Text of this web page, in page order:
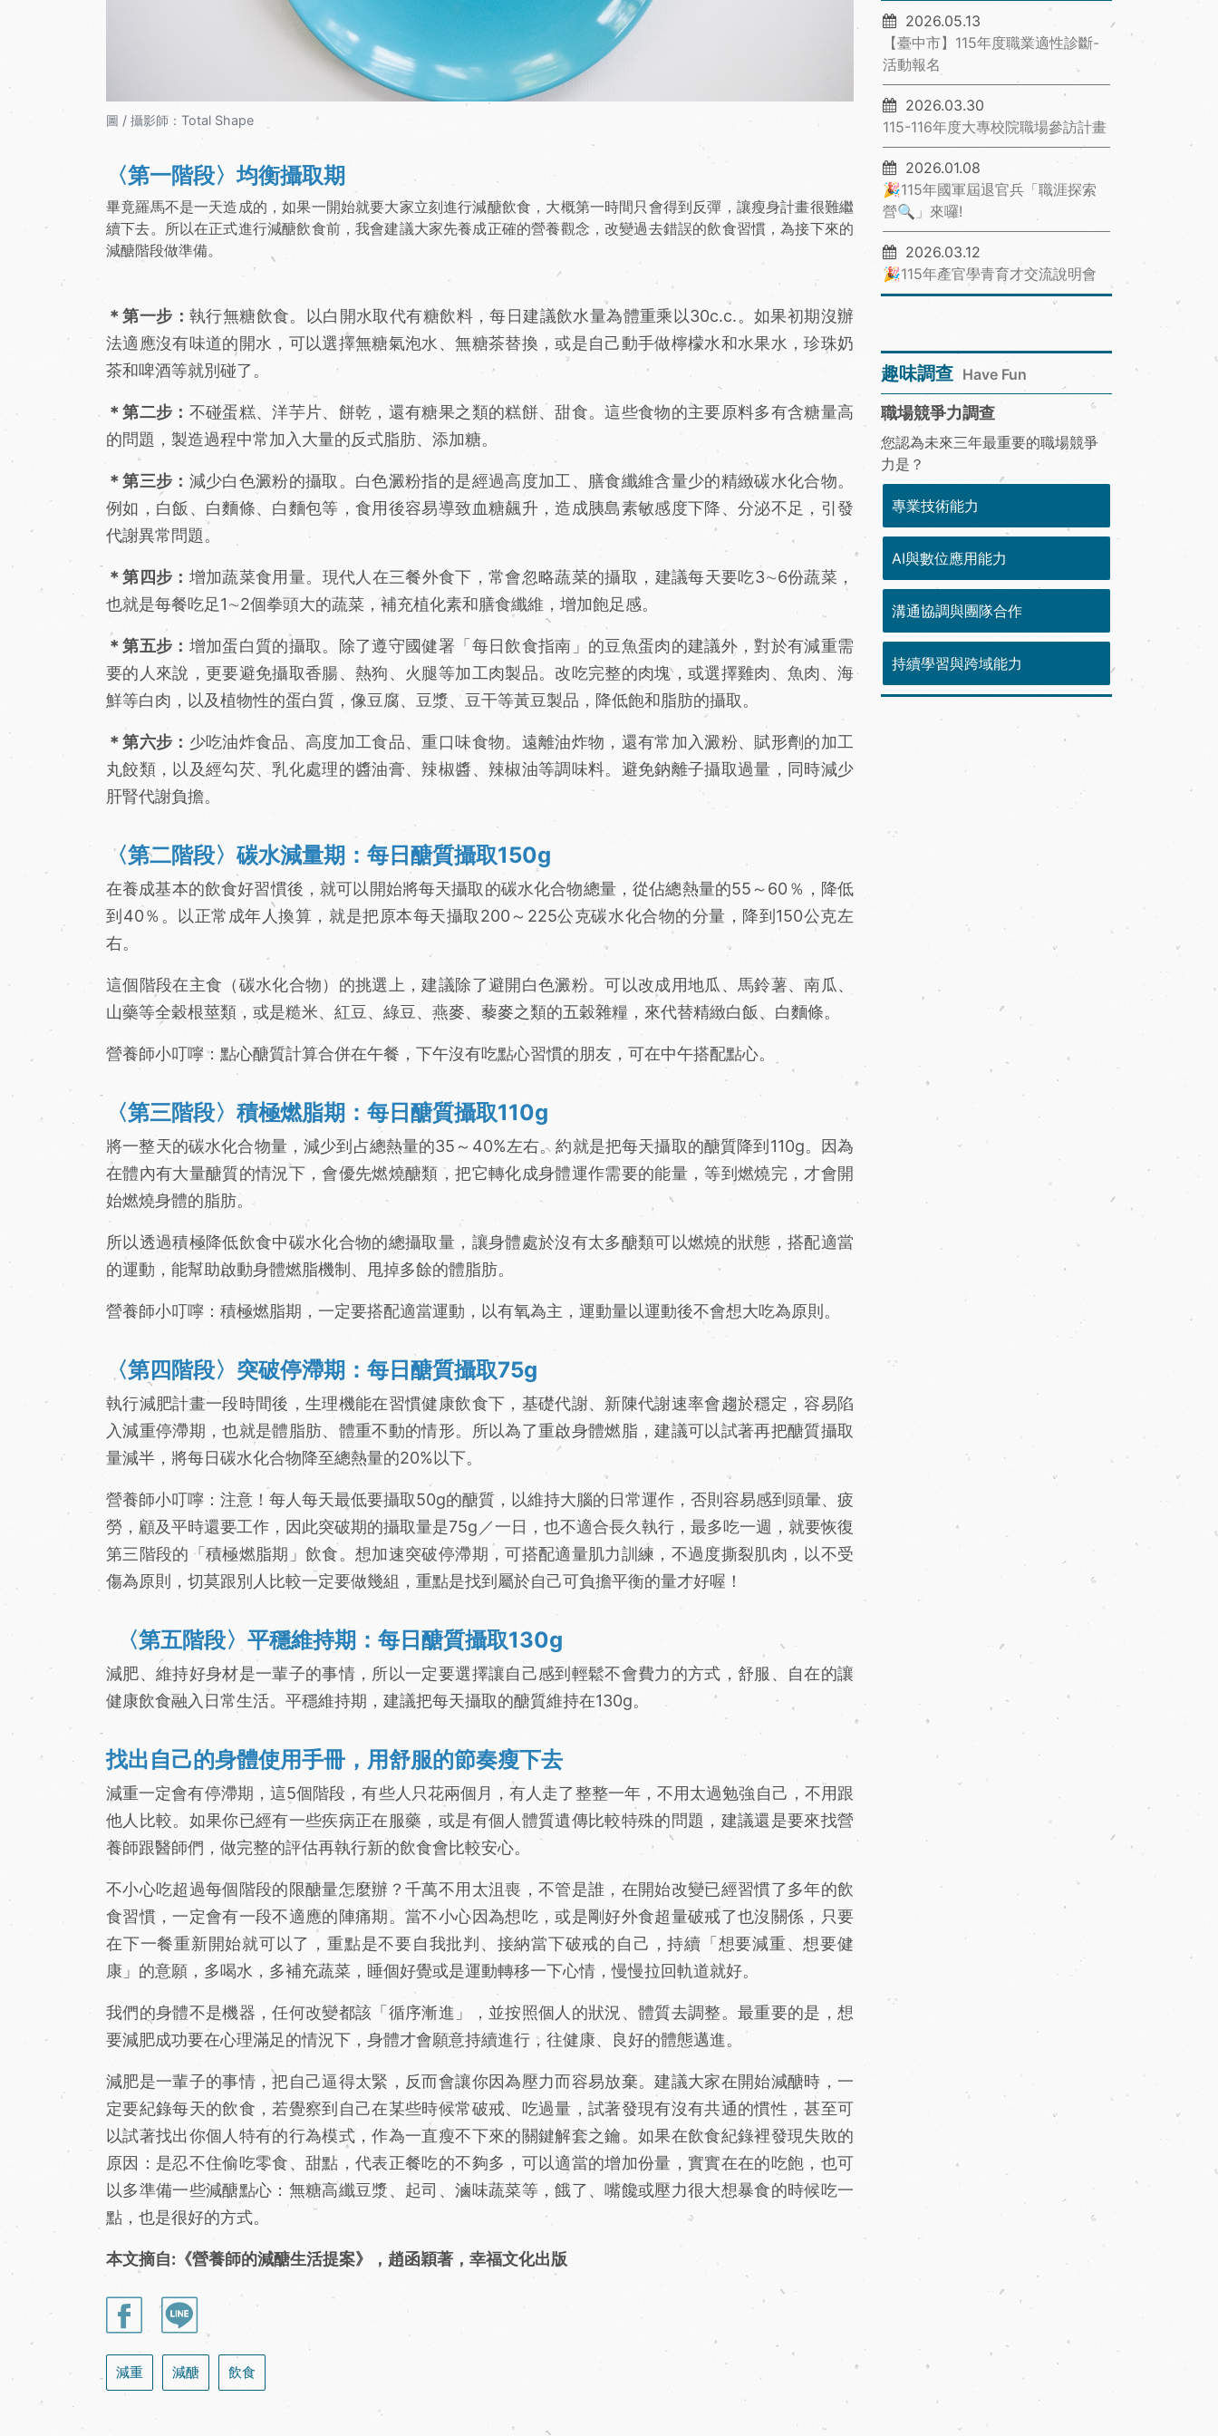
圖 / 攝影師：Total Shape
〈第一階段〉均衡攝取期
畢竟羅馬不是一天造成的，如果一開始就要大家立刻進行減醣飲食，大概第一時間只會得到反彈，讓瘦身計畫很難繼
續下去。所以在正式進行減醣飲食前，我會建議大家先養成正確的營養觀念，改變過去錯誤的飲食習慣，為接下來的
減醣階段做準備。
＊第一步：執行無糖飲食。以白開水取代有糖飲料，每日建議飲水量為體重乘以30c.c.。如果初期沒辦
法適應沒有味道的開水，可以選擇無糖氣泡水、無糖茶替換，或是自己動手做檸檬水和水果水，珍珠奶
茶和啤酒等就別碰了。
＊第二步： 不碰蛋糕、洋芋片、餅乾，還有糖果之類的糕餅、甜食。這些食物的主要原料多有含糖量高
的問題，製造過程中常加入大量的反式脂肪、添加糖。
＊第三步： 減少白色澱粉的攝取。白色澱粉指的是經過高度加工、膳食纖維含量少的精緻碳水化合物。
例如，白飯、白麵條、白麵包等，食用後容易導致血糖飆升，造成胰島素敏感度下降、分泌不足，引發
代謝異常問題。
＊第四步： 增加蔬菜食用量。現代人在三餐外食下，常會忽略蔬菜的攝取，建議每天要吃3∼6份蔬菜，
也就是每餐吃足1∼2個拳頭大的蔬菜，補充植化素和膳食纖維，增加飽足感。
＊第五步： 增加蛋白質的攝取。除了遵守國健署「每日飲食指南」的豆魚蛋肉的建議外，對於有減重需
要的人來說，更要避免攝取香腸、熱狗、火腿等加工肉製品。改吃完整的肉塊，或選擇雞肉、魚肉、海
鮮等白肉，以及植物性的蛋白質，像豆腐、豆漿、豆干等黃豆製品，降低飽和脂肪的攝取。
＊第六步： 少吃油炸食品、高度加工食品、重口味食物。遠離油炸物，還有常加入澱粉、賦形劑的加工
丸餃類，以及經勾芡、乳化處理的醬油膏、辣椒醬、辣椒油等調味料。避免鈉離子攝取過量，同時減少
肝腎代謝負擔。
〈第二階段〉碳水減量期：每日醣質攝取150g
在養成基本的飲食好習慣後，就可以開始將每天攝取的碳水化合物總量，從佔總熱量的55～60％，降低
到40％。以正常成年人換算，就是把原本每天攝取200～225公克碳水化合物的分量，降到150公克左
右。
這個階段在主食（碳水化合物）的挑選上，建議除了避開白色澱粉。可以改成用地瓜、馬鈴薯、南瓜、
山藥等全穀根莖類，或是糙米、紅豆、綠豆、燕麥、藜麥之類的五穀雜糧，來代替精緻白飯、白麵條。
營養師小叮嚀：點心醣質計算合併在午餐，下午沒有吃點心習慣的朋友，可在中午搭配點心。
〈第三階段〉積極燃脂期：每日醣質攝取110g
將一整天的碳水化合物量，減少到占總熱量的35～40%左右。約就是把每天攝取的醣質降到110g。因為
在體內有大量醣質的情況下，會優先燃燒醣類，把它轉化成身體運作需要的能量，等到燃燒完，才會開
始燃燒身體的脂肪。
所以透過積極降低飲食中碳水化合物的總攝取量，讓身體處於沒有太多醣類可以燃燒的狀態，搭配適當
的運動，能幫助啟動身體燃脂機制、甩掉多餘的體脂肪。
營養師小叮嚀：積極燃脂期，一定要搭配適當運動，以有氧為主，運動量以運動後不會想大吃為原則。
〈第四階段〉突破停滯期：每日醣質攝取75g
執行減肥計畫一段時間後，生理機能在習慣健康飲食下，基礎代謝、新陳代謝速率會趨於穩定，容易陷
入減重停滯期，也就是體脂肪、體重不動的情形。所以為了重啟身體燃脂，建議可以試著再把醣質攝取
量減半，將每日碳水化合物降至總熱量的20%以下。
營養師小叮嚀：注意！每人每天最低要攝取50g的醣質，以維持大腦的日常運作，否則容易感到頭暈、疲
勞，顧及平時還要工作，因此突破期的攝取量是75g／一日，也不適合長久執行，最多吃一週，就要恢復
第三階段的「積極燃脂期」飲食。想加速突破停滯期，可搭配適量肌力訓練，不過度撕裂肌肉，以不受
傷為原則，切莫跟別人比較一定要做幾組，重點是找到屬於自己可負擔平衡的量才好喔！
〈第五階段〉平穩維持期：每日醣質攝取130g
減肥、維持好身材是一輩子的事情，所以一定要選擇讓自己感到輕鬆不會費力的方式，舒服、自在的讓
健康飲食融入日常生活。平穩維持期，建議把每天攝取的醣質維持在130g。
找出自己的身體使用手冊，用舒服的節奏瘦下去
減重一定會有停滯期，這5個階段，有些人只花兩個月，有人走了整整一年，不用太過勉強自己，不用跟
他人比較。如果你已經有一些疾病正在服藥，或是有個人體質遺傳比較特殊的問題，建議還是要來找營
養師跟醫師們，做完整的評估再執行新的飲食會比較安心。
不小心吃超過每個階段的限醣量怎麼辦？千萬不用太沮喪，不管是誰，在開始改變已經習慣了多年的飲
食習慣，一定會有一段不適應的陣痛期。當不小心因為想吃，或是剛好外食超量破戒了也沒關係，只要
在下一餐重新開始就可以了，重點是不要自我批判、接納當下破戒的自己，持續「想要減重、想要健
康」的意願，多喝水，多補充蔬菜，睡個好覺或是運動轉移一下心情，慢慢拉回軌道就好。
我們的身體不是機器，任何改變都該「循序漸進」，並按照個人的狀況、體質去調整。最重要的是，想
要減肥成功要在心理滿足的情況下，身體才會願意持續進行，往健康、良好的體態邁進。
減肥是一輩子的事情，把自己逼得太緊，反而會讓你因為壓力而容易放棄。建議大家在開始減醣時，一
定要紀錄每天的飲食，若覺察到自己在某些時候常破戒、吃過量，試著發現有沒有共通的慣性，甚至可
以試著找出你個人特有的行為模式，作為一直瘦不下來的關鍵解套之鑰。如果在飲食紀錄裡發現失敗的
原因：是忍不住偷吃零食、甜點，代表正餐吃的不夠多，可以適當的增加份量，實實在在的吃飽，也可
以多準備一些減醣點心：無糖高纖豆漿、起司、滷味蔬菜等，餓了、嘴饞或壓力很大想暴食的時候吃一
點，也是很好的方式。
本文摘自:《營養師的減醣生活提案》，趙函穎著，幸福文化出版
減重 減醣 飲食
2026.05.13
【臺中市】115年度職業適性診斷-
活動報名
2026.03.30
115-116年度大專校院職場參訪計畫
2026.01.08
🎉115年國軍屆退官兵「職涯探索
營🔍」來囉!
2026.03.12
🎉115年產官學青育才交流說明會
趣味調查 Have Fun
職場競爭力調查
您認為未來三年最重要的職場競爭
力是？
專業技術能力
AI與數位應用能力
溝通協調與團隊合作
持續學習與跨域能力